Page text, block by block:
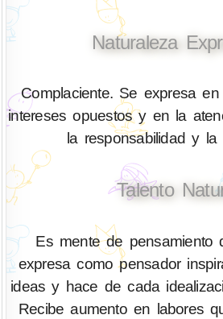
Naturaleza
Complaciente. Se expresa
intereses opuestos y en la
la responsabilidad y la
Talento
Es mente de pensamiento
expresa como pensador
ideas y hace de cada
Recibe aumento en labores